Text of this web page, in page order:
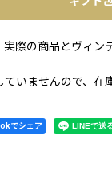
際の商品とヴィン
いませんので、在
でシェア